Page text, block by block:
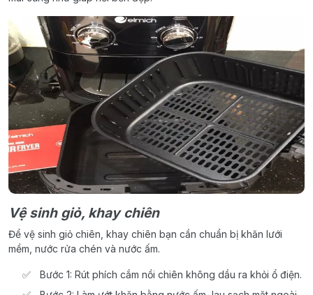
Vệ sinh giỏ, khay chiên
Để vệ sinh giỏ chiên, khay chiên bạn cần chuẩn bị khăn lưới
mềm, nước rửa chén và nước ấm.
Bước 1: Rút phích cắm nồi chiên không dầu ra khỏi ổ điện.